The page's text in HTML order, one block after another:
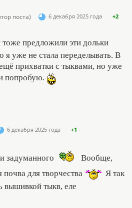
поста) 6 декабря 2025 года +2
тоже предложили эти дольки
я уже не стала переделывать. В
прихватки с тыквами, но уже
попробую.
6 декабря 2025 года +1
задуманного
Вообще,
почва для творчества
Я так
вышивкой тыкв, еле